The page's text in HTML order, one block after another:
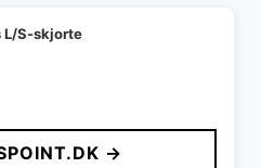
L/S-skjorte
→